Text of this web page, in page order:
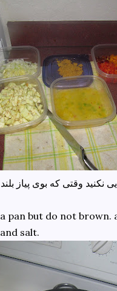
pan but do not brown.
salt.